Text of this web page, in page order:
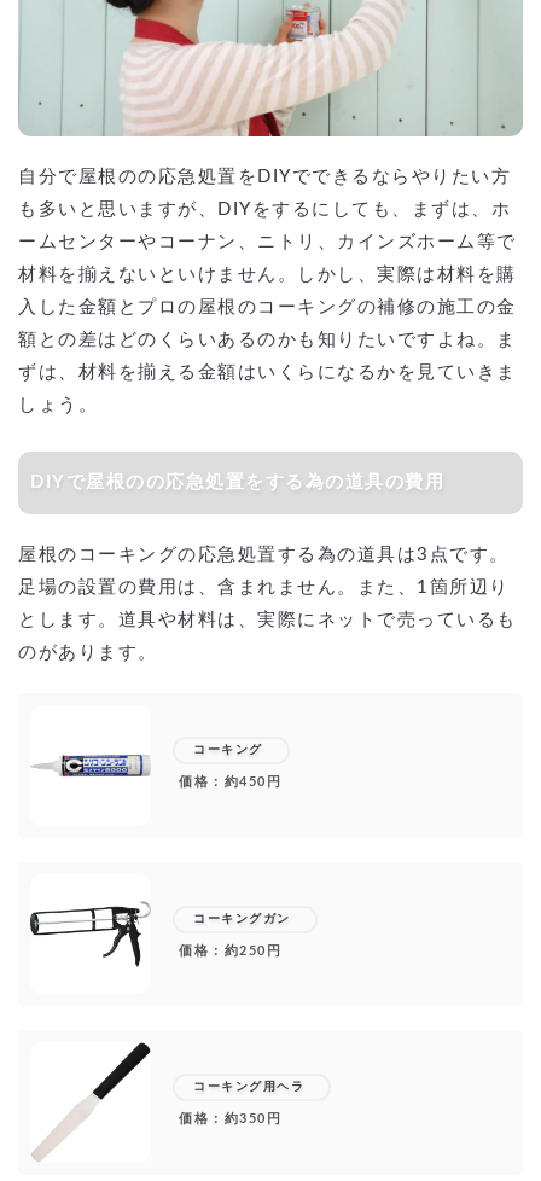
自分で屋根のの応急処置をDIYでできるならやりたい方
も多いと思いますが、DIYをするにしても、まずは、ホ
ームセンターやコーナン、ニトリ、カインズホーム等で
材料を揃えないといけません。しかし、実際は材料を購
入した金額とプロの屋根のコーキングの補修の施工の金
額との差はどのくらいあるのかも知りたいですよね。ま
ずは、材料を揃える金額はいくらになるかを見ていきま
しょう。
DIYで屋根のの応急処置をする為の道具の費用
屋根のコーキングの応急処置する為の道具は3点です。
足場の設置の費用は、含まれません。また、1箇所辺り
とします。道具や材料は、実際にネットで売っているも
のがあります。
コーキング
価格：約450円
コーキングガン
価格：約250円
コーキング用ヘラ
価格：約350円